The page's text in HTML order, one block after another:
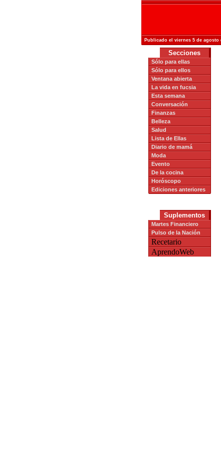
Publicado el viernes 5 de
Secciones
Sólo para ellas
Sólo para ellos
Ventana abierta
La vida en fucsia
Esta semana
Conversación
Finanzas
Belleza
Salud
Lista de Ellas
Diario de mamá
Moda
Evento
De la cocina
Horóscopo
Ediciones anteriores
Suplementos
Martes Financiero
Pulso de la Nación
Recetario
AprendoWeb